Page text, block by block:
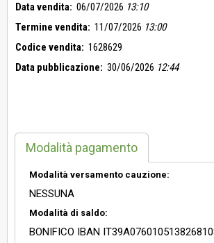
Data vendita: 06/07/2026 13:10
Termine vendita: 11/07/2026 13:00
Codice vendita: 1628629
Data pubblicazione: 30/06/2026 12:44
Modalità pagamento
Modalità versamento cauzione:
NESSUNA
Modalità di saldo:
BONIFICO IBAN